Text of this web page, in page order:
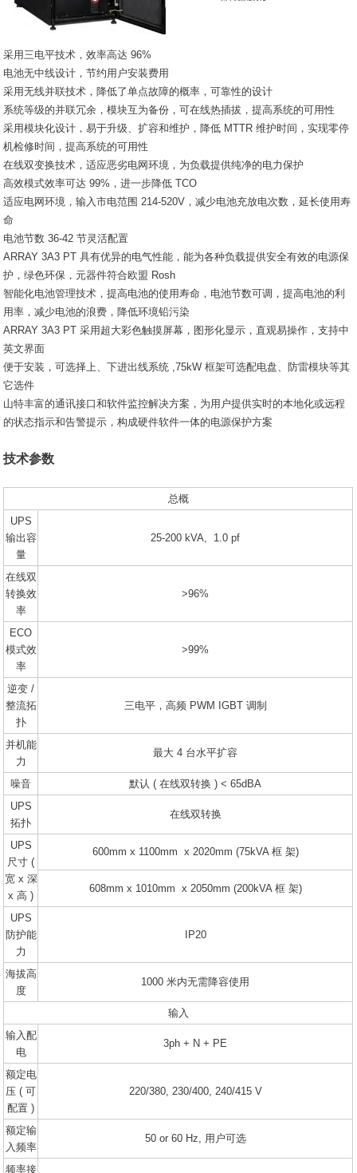
采用三电平技术，效率高达 96%
电池无中线设计，节约用户安装费用
采用无线并联技术，降低了单点故障的概率，可靠性的设计
系统等级的并联冗余，模块互为备份，可在线热插拔，提高系统的可用性
采用模块化设计，易于升级、扩容和维护，降低 MTTR 维护时间，实现零停
机检修时间，提高系统的可用性
在线双变换技术，适应恶劣电网环境，为负载提供纯净的电力保护
高效模式效率可达 99%，进一步降低 TCO
适应电网环境，输入市电范围 214-520V，减少电池充放电次数，延长使用寿
命
电池节数 36-42 节灵活配置
ARRAY 3A3 PT 具有优异的电气性能，能为各种负载提供安全有效的电源保
护，绿色环保，元器件符合欧盟 Rosh
智能化电池管理技术，提高电池的使用寿命，电池节数可调，提高电池的利
用率，减少电池的浪费，降低环境铅污染
ARRAY 3A3 PT 采用超大彩色触摸屏幕，图形化显示，直观易操作，支持中
英文界面
便于安装，可选择上、下进出线系统 ,75kW 框架可选配电盘、防雷模块等其
它选件
山特丰富的通讯接口和软件监控解决方案，为用户提供实时的本地化或远程
的状态指示和告警提示，构成硬件软件一体的电源保护方案
技术参数
总概
UPS
输出容
量
25-200 kVA, 1.0 pf
在线双
转换效
率
>96%
ECO
模式效
率
>99%
逆变 /
整流拓
扑
三电平，高频 PWM IGBT 调制
并机能
力
最大 4 台水平扩容
噪音
默认 ( 在线双转换 ) < 65dBA
UPS
拓扑
在线双转换
UPS
尺寸 (
宽 x 深
x 高 )
600mm x 1100mm x 2020mm (75kVA 框 架)
608mm x 1010mm x 2050mm (200kVA 框 架)
UPS
防护能
力
IP20
海拔高
度
1000 米内无需降容使用
输入
输入配
电
3ph + N + PE
额定电
压 ( 可
配置 )
220/380, 230/400, 240/415 V
额定输
入频率
50 or 60 Hz, 用户可选
频率接